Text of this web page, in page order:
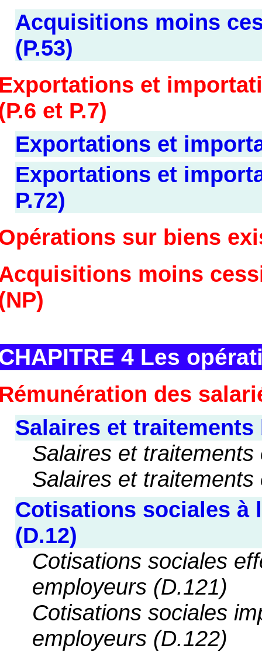
Acquisitions moins
(P.53)
et
et P.7)
Exportations et
Exportations et
P.72)
sur biens
moins
4 Les
des
Salaires et traitements
Salaires et traitements
Salaires et traitements
Cotisations sociales à
(D.12)
Cotisations sociales
employeurs (D.121)
Cotisations sociales
employeurs (D.122)